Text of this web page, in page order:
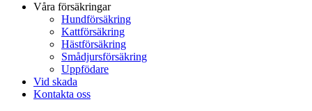
Våra försäkringar
Hundförsäkring
Kattförsäkring
Hästförsäkring
Smådjursförsäkring
Uppfödare
Vid skada
Kontakta oss